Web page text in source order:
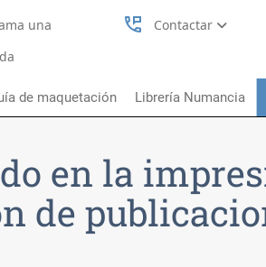
una
perm_phone_msg Contactar
de maquetación Librería Numancia
en la
de